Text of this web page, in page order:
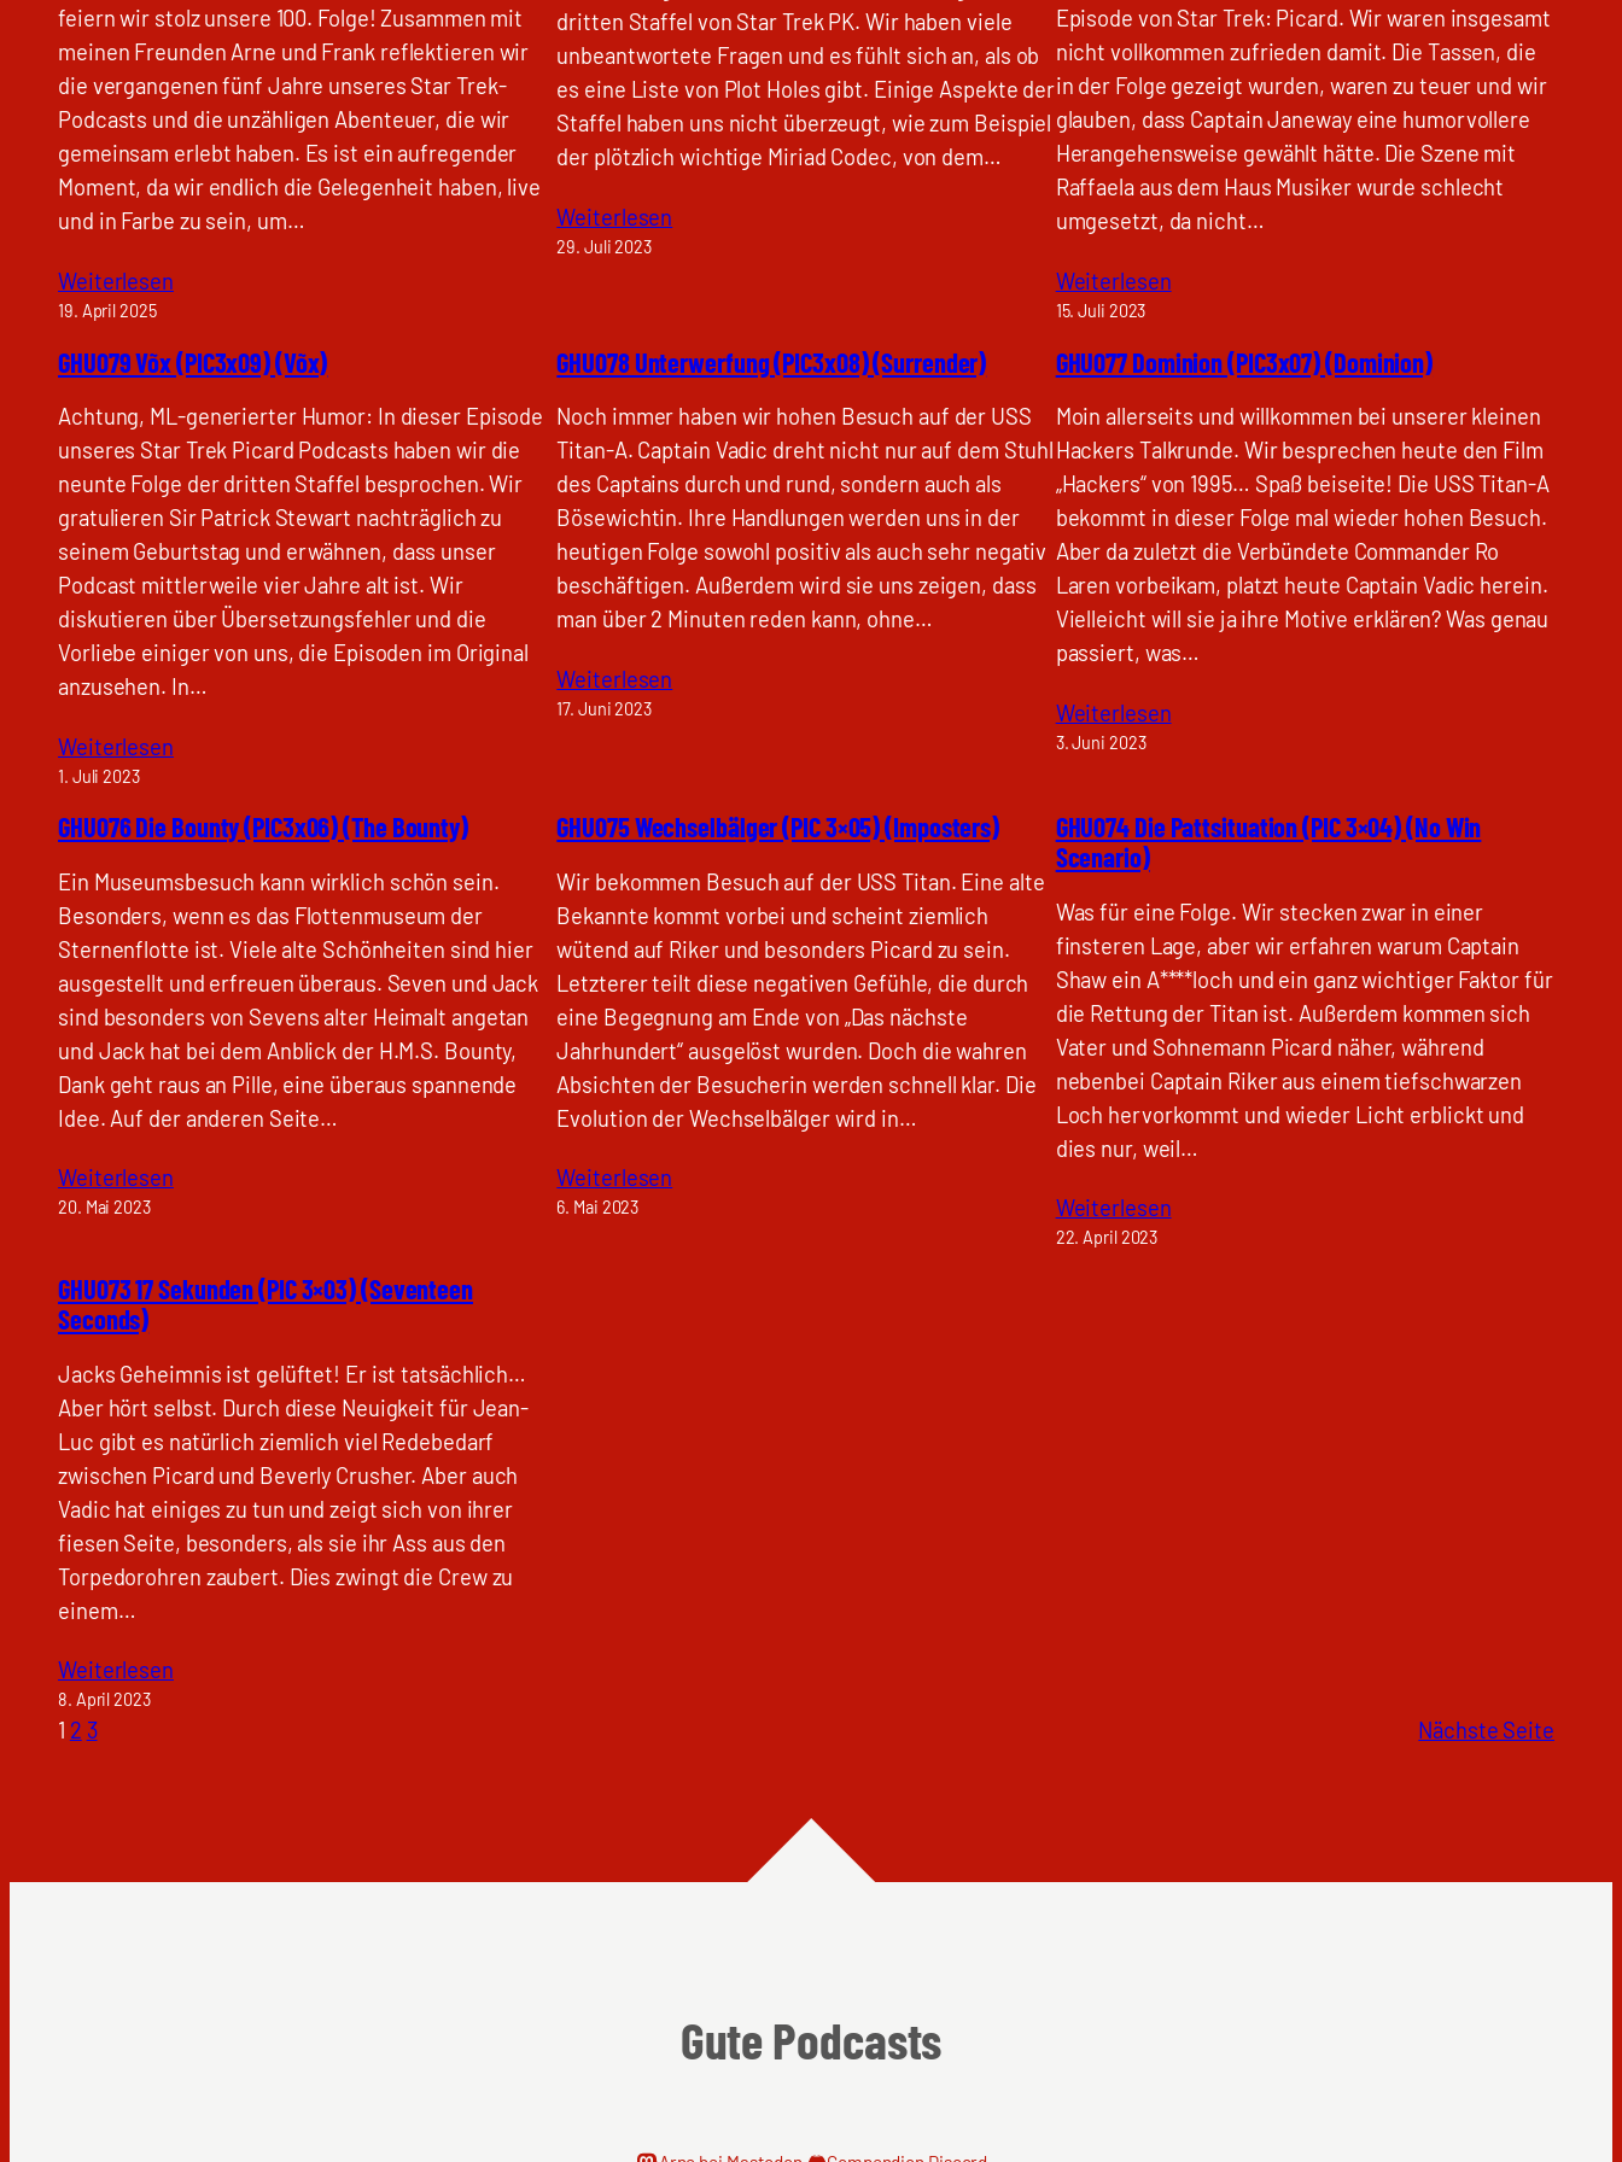
feiern wir stolz unsere 100. Folge! Zusammen mit
meinen Freunden Arne und Frank reflektieren wir
die vergangenen fünf Jahre unseres Star Trek-
Podcasts und die unzähligen Abenteuer, die wir
gemeinsam erlebt haben. Es ist ein aufregender
Moment, da wir endlich die Gelegenheit haben, live
und in Farbe zu sein, um…
Weiterlesen
19. April 2025
dritten Staffel von Star Trek PK. Wir haben viele
unbeantwortete Fragen und es fühlt sich an, als ob
es eine Liste von Plot Holes gibt. Einige Aspekte der
Staffel haben uns nicht überzeugt, wie zum Beispiel
der plötzlich wichtige Miriad Codec, von dem…
Weiterlesen
29. Juli 2023
Episode von Star Trek: Picard. Wir waren insgesamt
nicht vollkommen zufrieden damit. Die Tassen, die
in der Folge gezeigt wurden, waren zu teuer und wir
glauben, dass Captain Janeway eine humorvollere
Herangehensweise gewählt hätte. Die Szene mit
Raffaela aus dem Haus Musiker wurde schlecht
umgesetzt, da nicht…
Weiterlesen
15. Juli 2023
GHU079 Võx (PIC3x09) (Võx)
Achtung, ML-generierter Humor: In dieser Episode
unseres Star Trek Picard Podcasts haben wir die
neunte Folge der dritten Staffel besprochen. Wir
gratulieren Sir Patrick Stewart nachträglich zu
seinem Geburtstag und erwähnen, dass unser
Podcast mittlerweile vier Jahre alt ist. Wir
diskutieren über Übersetzungsfehler und die
Vorliebe einiger von uns, die Episoden im Original
anzusehen. In…
Weiterlesen
1. Juli 2023
GHU078 Unterwerfung (PIC3x08) (Surrender)
Noch immer haben wir hohen Besuch auf der USS
Titan-A. Captain Vadic dreht nicht nur auf dem Stuhl
des Captains durch und rund, sondern auch als
Bösewichtin. Ihre Handlungen werden uns in der
heutigen Folge sowohl positiv als auch sehr negativ
beschäftigen. Außerdem wird sie uns zeigen, dass
man über 2 Minuten reden kann, ohne…
Weiterlesen
17. Juni 2023
GHU077 Dominion (PIC3x07) (Dominion)
Moin allerseits und willkommen bei unserer kleinen
Hackers Talkrunde. Wir besprechen heute den Film
„Hackers“ von 1995… Spaß beiseite! Die USS Titan-A
bekommt in dieser Folge mal wieder hohen Besuch.
Aber da zuletzt die Verbündete Commander Ro
Laren vorbeikam, platzt heute Captain Vadic herein.
Vielleicht will sie ja ihre Motive erklären? Was genau
passiert, was…
Weiterlesen
3. Juni 2023
GHU076 Die Bounty (PIC3x06) (The Bounty)
Ein Museumsbesuch kann wirklich schön sein.
Besonders, wenn es das Flottenmuseum der
Sternenflotte ist. Viele alte Schönheiten sind hier
ausgestellt und erfreuen überaus. Seven und Jack
sind besonders von Sevens alter Heimalt angetan
und Jack hat bei dem Anblick der H.M.S. Bounty,
Dank geht raus an Pille, eine überaus spannende
Idee. Auf der anderen Seite…
Weiterlesen
20. Mai 2023
GHU075 Wechselbälger (PIC 3×05) (Imposters)
Wir bekommen Besuch auf der USS Titan. Eine alte
Bekannte kommt vorbei und scheint ziemlich
wütend auf Riker und besonders Picard zu sein.
Letzterer teilt diese negativen Gefühle, die durch
eine Begegnung am Ende von „Das nächste
Jahrhundert“ ausgelöst wurden. Doch die wahren
Absichten der Besucherin werden schnell klar. Die
Evolution der Wechselbälger wird in…
Weiterlesen
6. Mai 2023
GHU074 Die Pattsituation (PIC 3×04) (No Win
Scenario)
Was für eine Folge. Wir stecken zwar in einer
finsteren Lage, aber wir erfahren warum Captain
Shaw ein A****loch und ein ganz wichtiger Faktor für
die Rettung der Titan ist. Außerdem kommen sich
Vater und Sohnemann Picard näher, während
nebenbei Captain Riker aus einem tiefschwarzen
Loch hervorkommt und wieder Licht erblickt und
dies nur, weil…
Weiterlesen
22. April 2023
GHU073 17 Sekunden (PIC 3×03) (Seventeen
Seconds)
Jacks Geheimnis ist gelüftet! Er ist tatsächlich…
Aber hört selbst. Durch diese Neuigkeit für Jean-
Luc gibt es natürlich ziemlich viel Redebedarf
zwischen Picard und Beverly Crusher. Aber auch
Vadic hat einiges zu tun und zeigt sich von ihrer
fiesen Seite, besonders, als sie ihr Ass aus den
Torpedorohren zaubert. Dies zwingt die Crew zu
einem…
Weiterlesen
8. April 2023
1 2 3 Nächste Seite
Gute Podcasts